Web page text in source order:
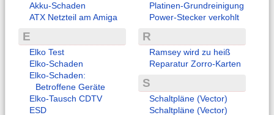
Akku-Schaden
ATX Netzteil am Amiga
E
Elko Test
Elko-Schaden
Elko-Schaden:
Betroffene Geräte
Elko-Tausch CDTV
ESD
Platinen-Grundreinigung
Power-Stecker verkohlt
R
Ramsey wird zu heiß
Reparatur Zorro-Karten
S
Schaltpläne (Vector)
Schaltpläne (Vector)